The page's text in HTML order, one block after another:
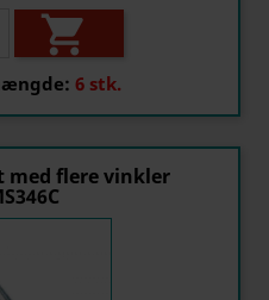

6 stk.
med flere vinkler